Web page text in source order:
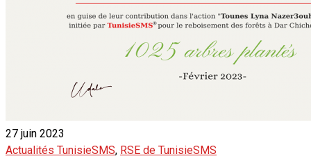
27 juin 2023
Actualités TunisieSMS, RSE de TunisieSMS